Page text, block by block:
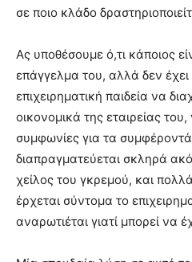
σε ποιο κλάδο
Ας υποθέσουμε ό,τι κάποιος
επάγγελμα του, αλλά δεν
επιχειρηματική παιδεία να
οικονομικά της εταιρείας
συμφωνίες για τα
διαπραγματεύεται σκληρά
χείλος του γκρεμού, και
έρχεται σύντομα το
αναρωτιέται γιατί μπορεί να